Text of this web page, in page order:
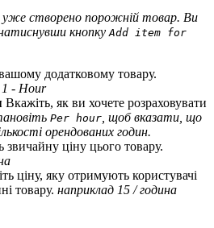
уже створено порожній товар. Ви
кнопку Add item for
додатковому товару.
1 - Hour
Вкажіть, як ви хочете розраховувати
Per hour , щоб вказати, що
орендованих годин.
звичайну ціну цього товару.
ціну, яку отримують користувачі
товару. наприклад 15 / година